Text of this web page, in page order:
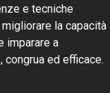
e tecniche
la capacità
imparare a
ed efficace.